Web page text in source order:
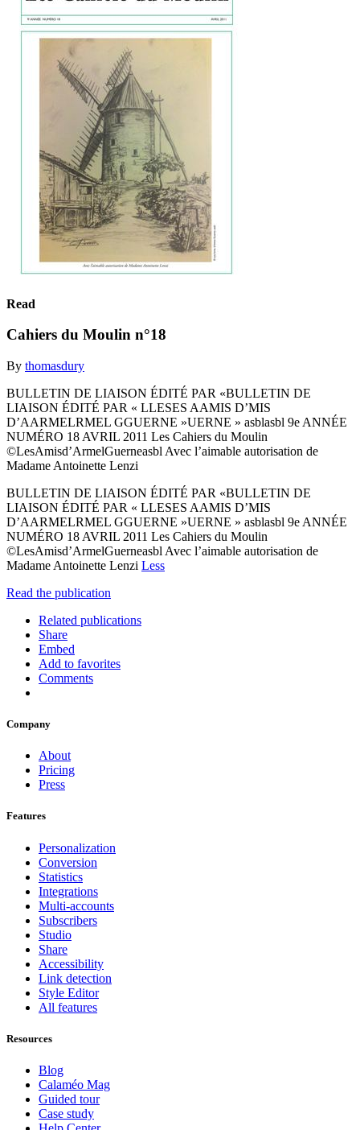
Read
Cahiers du Moulin n°18
By thomasdury
BULLETIN DE LIAISON ÉDITÉ PAR «BULLETIN DE
LIAISON ÉDITÉ PAR « LLESES AAMIS D’MIS
D’AARMELRMEL GGUERNE »UERNE » asblasbl 9e ANNÉE
NUMÉRO 18 AVRIL 2011 Les Cahiers du Moulin
©LesAmisd’ArmelGuerneasbl Avec l’aimable autorisation de
Madame Antoinette Lenzi
BULLETIN DE LIAISON ÉDITÉ PAR «BULLETIN DE
LIAISON ÉDITÉ PAR « LLESES AAMIS D’MIS
D’AARMELRMEL GGUERNE »UERNE » asblasbl 9e ANNÉE
NUMÉRO 18 AVRIL 2011 Les Cahiers du Moulin
©LesAmisd’ArmelGuerneasbl Avec l’aimable autorisation de
Madame Antoinette Lenzi Less
Read the publication
Related publications
Share
Embed
Add to favorites
Comments
Company
About
Pricing
Press
Features
Personalization
Conversion
Statistics
Integrations
Multi-accounts
Subscribers
Studio
Share
Accessibility
Link detection
Style Editor
All features
Resources
Blog
Calaméo Mag
Guided tour
Case study